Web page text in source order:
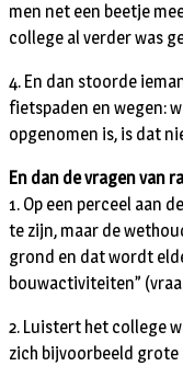
men net een beetje
college al verder was
4. En dan stoorde
fietspaden en wegen:
opgenomen is, is dat
En dan de vragen van
1. Op een perceel aan
te zijn, maar de
grond en dat wordt
bouwactiviteiten”
2. Luistert het college
zich bijvoorbeeld